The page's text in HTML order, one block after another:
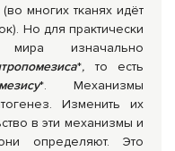
многих тканях идёт
Но для практически
изначально
*, то есть
*. Механизмы
Изменить их
в эти механизмы и
определяют. Это